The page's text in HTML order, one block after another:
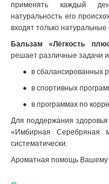
применять каждый
натуральность его
входят только
Бальзам «Лёгкость
решает различные задачи
в сбалансированных
в спортивных
в программах по
Для поддержания
«Имбирная Серебряная
систематически.
Ароматная помощь Вашему